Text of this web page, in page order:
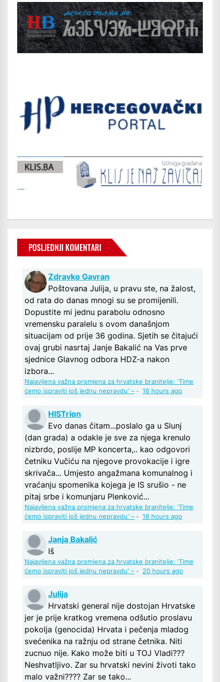
POSLJEDNJI KOMENTARI
Zdravko Gavran
Poštovana Julija, u pravu ste, na žalost,
od rata do danas mnogi su se promijenili.
Dopustite mi jednu parabolu odnosno
vremensku paralelu s ovom današnjom
situacijam od prije 36 godina. Sjetih se čitajući
ovaj grubi nasrtaj Janje Bakalić na Vas prve
sjednice Glavnog odbora HDZ-a nakon
izbora...
Najavljena važna promjena za hrvatske branitelje: 'Time
ćemo ispraviti još jednu nepravdu' – · 16 hours ago
HISTrion
Evo danas čitam...poslalo ga u Slunj
(dan grada) a odakle je sve za njega krenulo
nizbrdo, poslije MP koncerta,.. kao odgovori
četniku Vučiću na njegove provokacije i igre
skrivača... Umjesto angažmana komunalnog i
vraćanju spomenika kojega je IS srušio - ne
pitaj srbe i komunjaru Plenković...
Najavljena važna promjena za hrvatske branitelje: 'Time
ćemo ispraviti još jednu nepravdu' – · 18 hours ago
Janja Bakalić
Iš
Najavljena važna promjena za hrvatske branitelje: 'Time
ćemo ispraviti još jednu nepravdu' – · 20 hours ago
Julija
Hrvatski general nije dostojan Hrvatske
jer je prije kratkog vremena odšutio proslavu
pokolja (genocida) Hrvata i pečenja mladog
svećenika na ražnju od strane četnika. Niti
zucnuo nije. Kako može biti u TOJ Vladi???
Neshvatljivo. Zar su hrvatski nevini životi tako
malo važni???? Zar se tako...